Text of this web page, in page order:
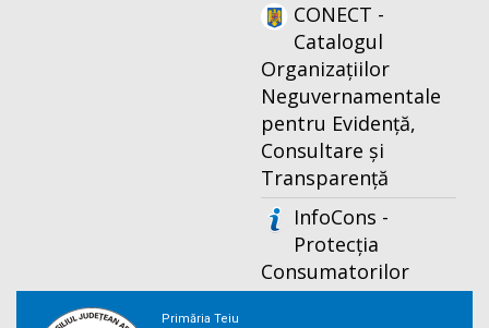
CONECT -
Catalogul
Organizațiilor
Neguvernamentale
pentru Evidență,
Consultare și
Transparență
InfoCons -
Protecția
Consumatorilor
Primăria Teiu